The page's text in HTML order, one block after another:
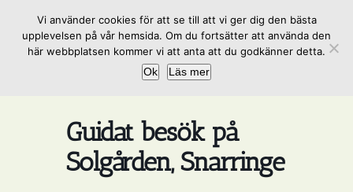
innehållet
Guidat besök på
Solgården, Snarringe
Vi använder cookies för att se till att vi ger dig den bästa
upplevelsen på vår hemsida. Om du fortsätter att använda den
här webbplatsen kommer vi att anta att du godkänner detta.
Ok
Läs mer